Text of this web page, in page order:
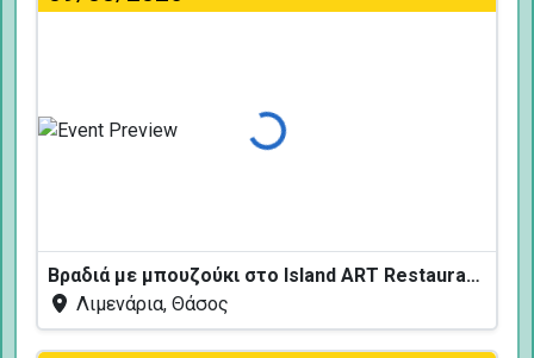
Φόρτωση...
Βραδιά με μπουζούκι στο Island ART Restaurant
Λιμενάρια, Θάσος